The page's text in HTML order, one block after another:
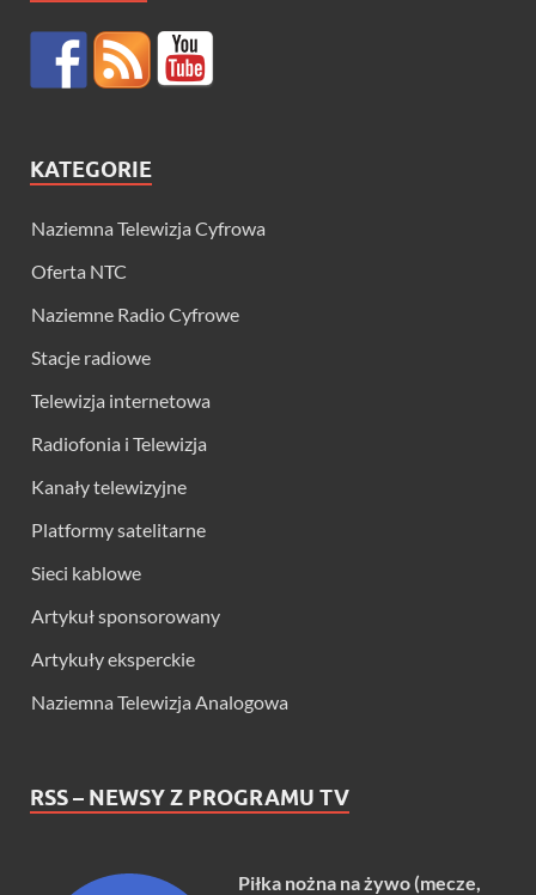
KATEGORIE
Naziemna Telewizja Cyfrowa
Oferta NTC
Naziemne Radio Cyfrowe
Stacje radiowe
Telewizja internetowa
Radiofonia i Telewizja
Kanały telewizyjne
Platformy satelitarne
Sieci kablowe
Artykuł sponsorowany
Artykuły eksperckie
Naziemna Telewizja Analogowa
RSS – NEWSY Z PROGRAMU TV
Piłka nożna na żywo (mecze,